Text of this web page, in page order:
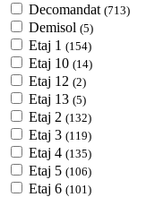
Decomandat (713)
Demisol (5)
Etaj 1 (154)
Etaj 10 (14)
Etaj 12 (2)
Etaj 13 (5)
Etaj 2 (132)
Etaj 3 (119)
Etaj 4 (135)
Etaj 5 (106)
Etaj 6 (101)